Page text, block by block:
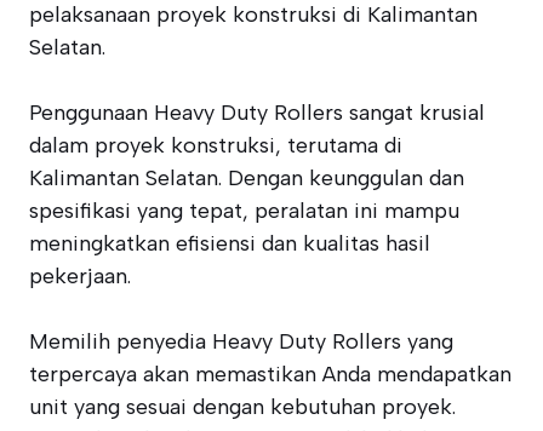
pelaksanaan proyek konstruksi di Kalimantan
Selatan.
Penggunaan Heavy Duty Rollers sangat krusial
dalam proyek konstruksi, terutama di
Kalimantan Selatan. Dengan keunggulan dan
spesifikasi yang tepat, peralatan ini mampu
meningkatkan efisiensi dan kualitas hasil
pekerjaan.
Memilih penyedia Heavy Duty Rollers yang
terpercaya akan memastikan Anda mendapatkan
unit yang sesuai dengan kebutuhan proyek.